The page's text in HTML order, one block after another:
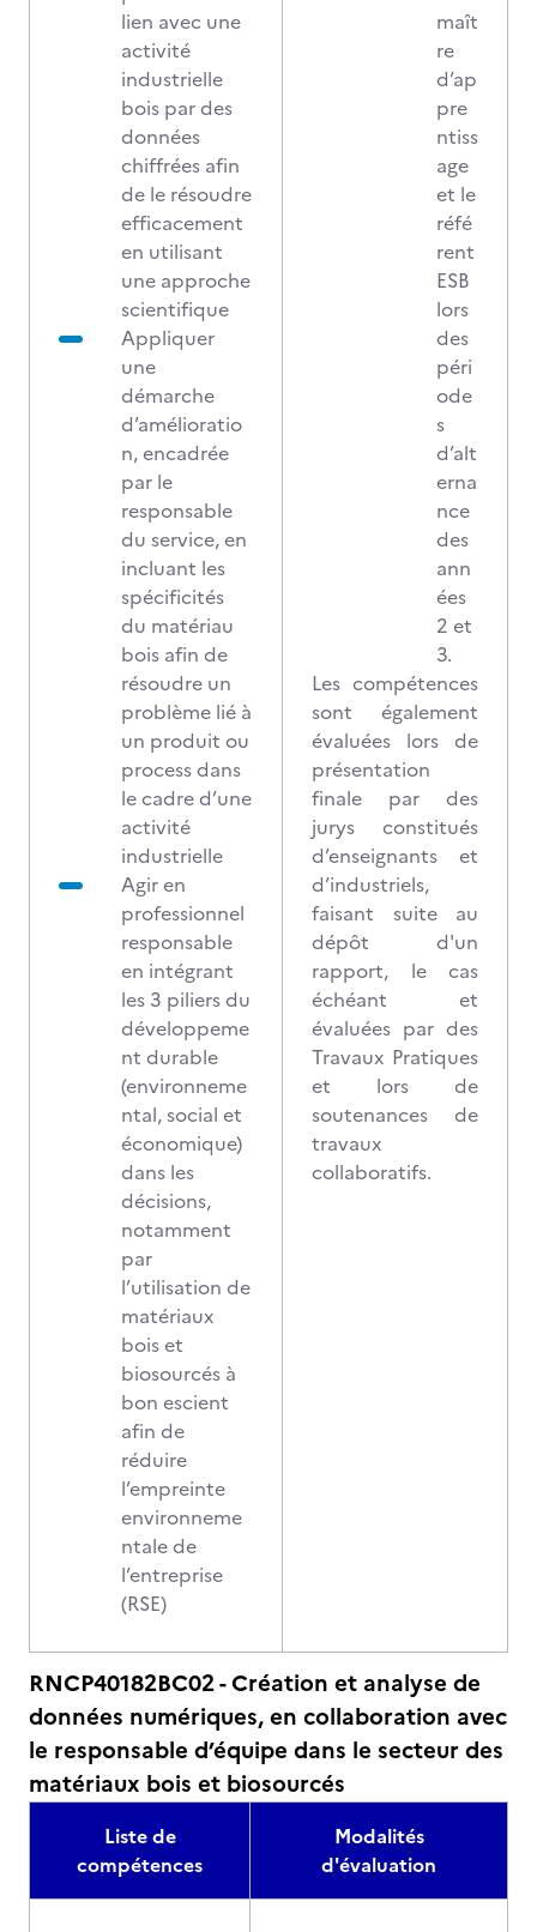
lien avec une
activité
industrielle
bois par des
données
chiffrées afin
de le résoudre
efficacement
en utilisant
une approche
scientifique
Appliquer
une
démarche
d’amélioratio
n, encadrée
par le
responsable
du service, en
incluant les
spécificités
du matériau
bois afin de
résoudre un
problème lié à
un produit ou
process dans
le cadre d’une
activité
industrielle
Agir en
professionnel
responsable
en intégrant
les 3 piliers du
développeme
nt durable
(environneme
ntal, social et
économique)
dans les
décisions,
notamment
par
l’utilisation de
matériaux
bois et
biosourcés à
bon escient
afin de
réduire
l’empreinte
environneme
ntale de
l’entreprise
(RSE)
maît
re
d’ap
pre
ntiss
age
et le
réfé
rent
ESB
lors
des
péri
ode
s
d’alt
erna
nce
des
ann
ées
2 et
3.
Les compétences
sont également
évaluées lors de
présentation
finale par des
jurys constitués
d’enseignants et
d’industriels,
faisant suite au
dépôt d'un
rapport, le cas
échéant et
évaluées par des
Travaux Pratiques
et lors de
soutenances de
travaux
collaboratifs.
RNCP40182BC02 - Création et analyse de
données numériques, en collaboration avec
le responsable d’équipe dans le secteur des
matériaux bois et biosourcés
Liste de
compétences
Modalités
d'évaluation